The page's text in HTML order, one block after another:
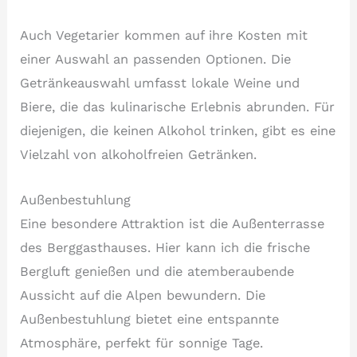
Auch Vegetarier kommen auf ihre Kosten mit
einer Auswahl an passenden Optionen. Die
Getränkeauswahl umfasst lokale Weine und
Biere, die das kulinarische Erlebnis abrunden. Für
diejenigen, die keinen Alkohol trinken, gibt es eine
Vielzahl von alkoholfreien Getränken.
Außenbestuhlung
Eine besondere Attraktion ist die Außenterrasse
des Berggasthauses. Hier kann ich die frische
Bergluft genießen und die atemberaubende
Aussicht auf die Alpen bewundern. Die
Außenbestuhlung bietet eine entspannte
Atmosphäre, perfekt für sonnige Tage.